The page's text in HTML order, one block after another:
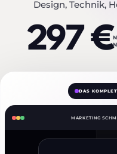
Design, Technik,
297 €
DAS
MARKETING